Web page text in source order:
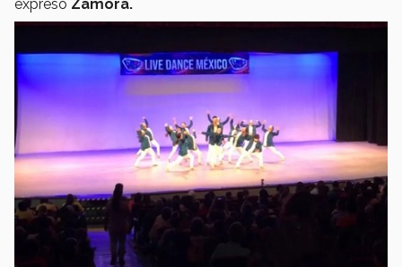
expresó Zamora.